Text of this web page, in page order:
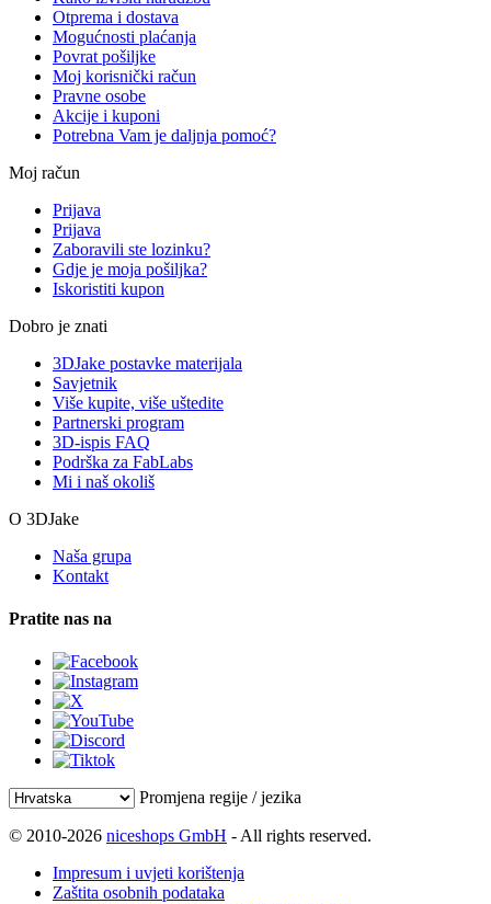
Otprema i dostava
Mogućnosti plaćanja
Povrat pošiljke
Moj korisnički račun
Pravne osobe
Akcije i kuponi
Potrebna Vam je daljnja pomoć?
Moj račun
Prijava
Prijava
Zaboravili ste lozinku?
Gdje je moja pošiljka?
Iskoristiti kupon
Dobro je znati
3DJake postavke materijala
Savjetnik
Više kupite, više uštedite
Partnerski program
3D-ispis FAQ
Podrška za FabLabs
Mi i naš okoliš
O 3DJake
Naša grupa
Kontakt
Pratite nas na
Promjena regije / jezika
© 2010-2026 niceshops GmbH - All rights reserved.
Impresum i uvjeti korištenja
Zaštita osobnih podataka